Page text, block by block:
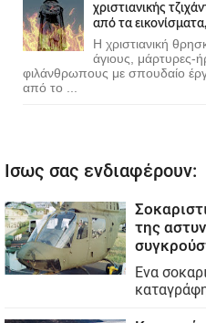
χριστιανικής
από τα εικονίσματα,
Η χριστιανική
άγιους, μάρτυρες-
φιλάνθρωπους με σπουδαίο
από το ...